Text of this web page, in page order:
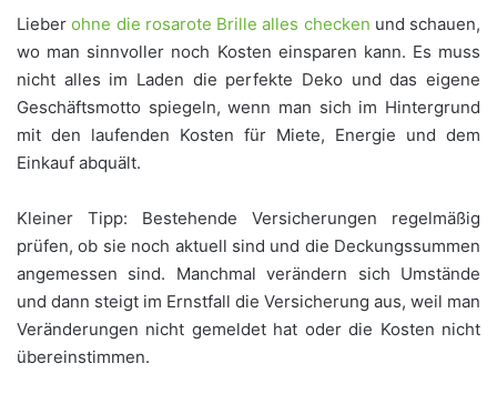
Lieberohne die rosarote Brille alles checken und schauen,
wo man sinnvoller noch Kosten einsparen kann. Es muss
nicht alles im Laden die perfekte Deko und das eigene
Geschäftsmotto spiegeln, wenn man sich im Hintergrund
mit den laufenden Kosten für Miete, Energie und dem
Einkauf abquält.
Kleiner Tipp: Bestehende Versicherungen regelmäßig
prüfen, ob sie noch aktuell sind und die Deckungssummen
angemessen sind. Manchmal verändern sich Umstände
und dann steigt im Ernstfall die Versicherung aus, weil man
Veränderungen nicht gemeldet hat oder die Kosten nicht
übereinstimmen.